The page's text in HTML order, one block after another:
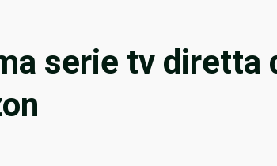
serie tv diretta